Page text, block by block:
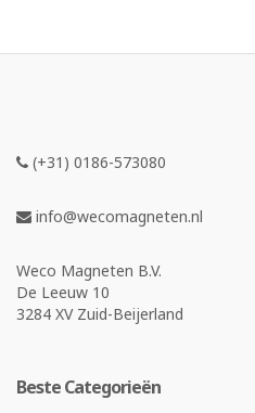
(+31) 0186-573080
info@wecomagneten.nl
Weco Magneten B.V.
De Leeuw 10
3284 XV Zuid-Beijerland
Beste Categorieën